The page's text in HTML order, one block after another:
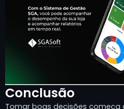
Conclusão
Tomar boas decisões